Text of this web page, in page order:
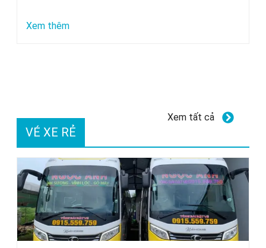
Xem thêm:
xe
tô
GETF1:
quả
thực
tế
VÉ XE RẺ
Xem tất cả